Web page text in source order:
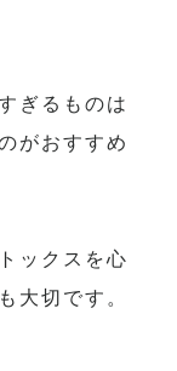
ぎるものは
がおすすめ
ックスを心
大切です。